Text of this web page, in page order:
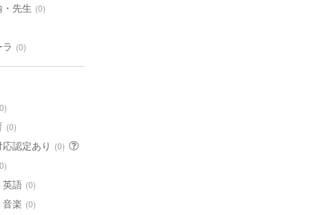
先生 (0)
(0)
(0)
認定あり (0)
英語 (0)
楽 (0)